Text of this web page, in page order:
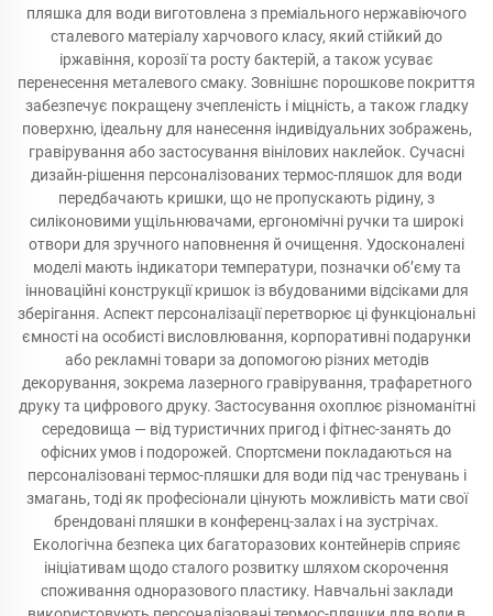
пляшка для води виготовлена з преміального нержавіючого
сталевого матеріалу харчового класу, який стійкий до
іржавіння, корозії та росту бактерій, а також усуває
перенесення металевого смаку. Зовнішнє порошкове покриття
забезпечує покращену зчепленість і міцність, а також гладку
поверхню, ідеальну для нанесення індивідуальних зображень,
гравірування або застосування вінілових наклейок. Сучасні
дизайн-рішення персоналізованих термос-пляшок для води
передбачають кришки, що не пропускають рідину, з
силіконовими ущільнювачами, ергономічні ручки та широкі
отвори для зручного наповнення й очищення. Удосконалені
моделі мають індикатори температури, позначки об’єму та
інноваційні конструкції кришок із вбудованими відсіками для
зберігання. Аспект персоналізації перетворює ці функціональні
ємності на особисті висловлювання, корпоративні подарунки
або рекламні товари за допомогою різних методів
декорування, зокрема лазерного гравірування, трафаретного
друку та цифрового друку. Застосування охоплює різноманітні
середовища — від туристичних пригод і фітнес-занять до
офісних умов і подорожей. Спортсмени покладаються на
персоналізовані термос-пляшки для води під час тренувань і
змагань, тоді як професіонали цінують можливість мати свої
брендовані пляшки в конференц-залах і на зустрічах.
Екологічна безпека цих багаторазових контейнерів сприяє
ініціативам щодо сталого розвитку шляхом скорочення
споживання одноразового пластику. Навчальні заклади